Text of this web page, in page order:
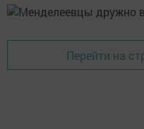
Перейти на